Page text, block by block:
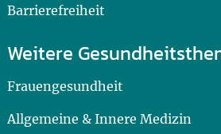
Barrierefreiheit
Weitere
Frauengesundheit
Allgemeine & Innere Medizin